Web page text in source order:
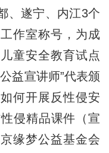
、遂宁、内江3个
作室称号，为成
童安全教育试点
益宣讲师”代表颁
何开展反性侵安
侵精品课件（宣
缘梦公益基金会